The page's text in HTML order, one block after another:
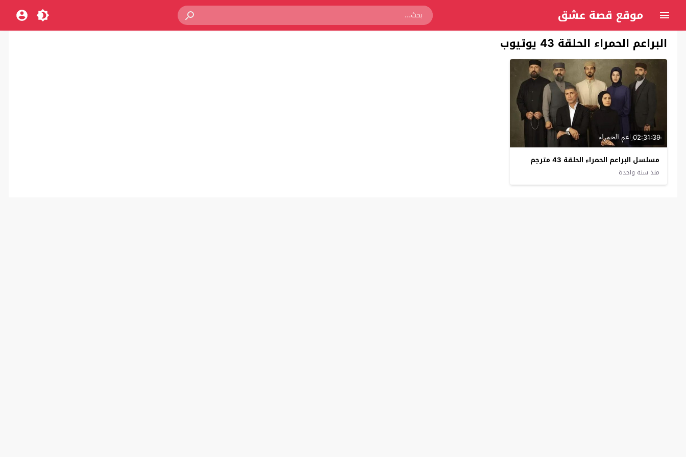
موقع قصة عشق
البراعم الحمراء الحلقة 43 يوتيوب
02:31:39
مسلسل البراعم الحمراء الحلقة 43 مترجم
منذ سنة واحدة